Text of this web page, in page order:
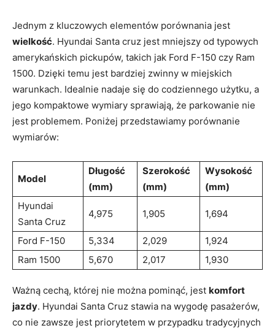
Jednym z kluczowych elementów‍ porównania jest
wielkość. ⁢Hyundai Santa cruz jest mniejszy od typowych
amerykańskich pickupów, takich ⁣jak Ford F-150 czy Ram
1500. Dzięki temu jest⁣ bardziej zwinny w miejskich
warunkach. Idealnie nadaje się‌ do codziennego użytku, a
jego kompaktowe wymiary sprawiają, że ‍parkowanie ⁤nie
⁤jest problemem. Poniżej‍ przedstawiamy porównanie⁢
wymiarów:
Model
Długość
(mm)
Szerokość
(mm)
Wysokość
(mm)
Hyundai
Santa Cruz
4,975 1,905 1,694
Ford F-150 5,334 2,029
1,924
Ram 1500
5,670 2,017 1,930
Ważną cechą, której nie ⁤można pominąć, jest komfort
⁣jazdy. Hyundai​ Santa Cruz stawia na wygodę pasażerów,
co nie‌ zawsze jest priorytetem w przypadku tradycyjnych